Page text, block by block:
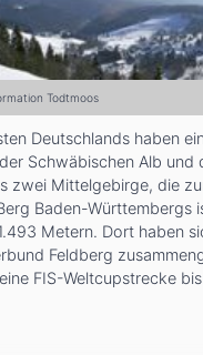
Todtmoos
Deutschlands haben
Schwäbischen Alb und
zwei Mittelgebirge, die
Baden-Württembergs
Metern. Dort haben
Feldberg
FIS-Weltcupstrecke